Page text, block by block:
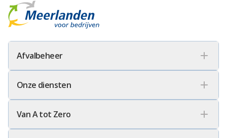
Meerlanden Voor Bedrijven Logo
Afvalbeheer
Onze diensten
Van A tot Zero